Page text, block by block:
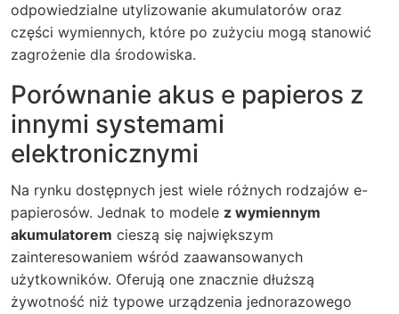
odpowiedzialne utylizowanie akumulatorów oraz
części wymiennych, które po zużyciu mogą stanowić
zagrożenie dla środowiska.
Porównanie akus e papieros z
innymi systemami
elektronicznymi
Na rynku dostępnych jest wiele różnych rodzajów e-
papierosów. Jednak to modele z wymiennym
akumulatorem cieszą się największym
zainteresowaniem wśród zaawansowanych
użytkowników. Oferują one znacznie dłuższą
żywotność niż typowe urządzenia jednorazowego